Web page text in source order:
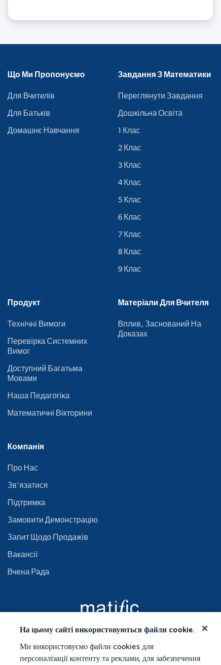
На цьому сайті використовуються файли cookie.
Ми використовуємо файли cookies для
персоналізації контенту та реклами, для забезпечення
Що Ми Пропонуємо
Для Вчителів
Для Батьків
Домашнє Навчання
Завдання З Математики
Переглянути Завдання
Дошкільна Освіта
1 Клас
2 Клас
3 Клас
4 Клас
5 Клас
6 Клас
7 Клас
8 Клас
9 Клас
Продукт
Технічні Вимоги
Перевірка Системних
Вимог
Доступний Багатьма
Мовами
Наша Педагогіка
Математичні Вікторини
Матеріали Для Вчителя
Вплив, Заснований На
Доказах
Компанія
Про Нас
Зв'язатися
Пiдтримка
Замовити Демонстрацію
Запит Щодо Продажів
Вакансії
Вчена Рада